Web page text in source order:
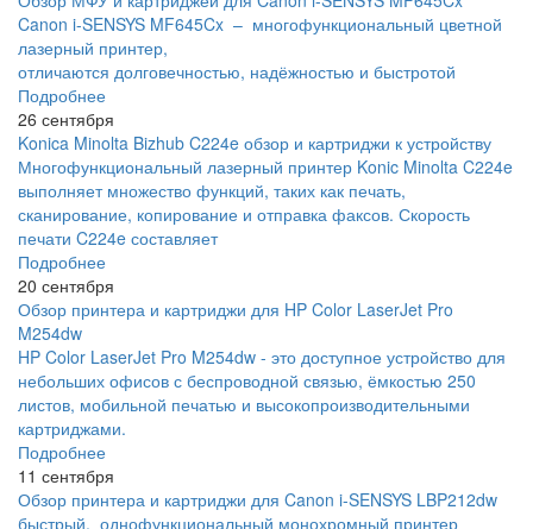
Canon i-SENSYS MF645Cx – многофункциональный цветной
лазерный принтер,
отличаются долговечностью, надёжностью и быстротой
Подробнее
26 сентября
Konica Minolta Bizhub C224e обзор и картриджи к устройству
Многофункциональный лазерный принтер Konic Minolta C224e
выполняет множество функций, таких как печать,
сканирование, копирование и отправка факсов. Скорость
печати C224e составляет
Подробнее
20 сентября
Обзор принтера и картриджи для HP Color LaserJet Pro
M254dw
HP Color LaserJet Pro M254dw - это доступное устройство для
небольших офисов с беспроводной связью, ёмкостью 250
листов, мобильной печатью и высокопроизводительными
картриджами.
Подробнее
11 сентября
Обзор принтера и картриджи для Canon i-SENSYS LBP212dw
быстрый, однофункциональный монохромный принтер